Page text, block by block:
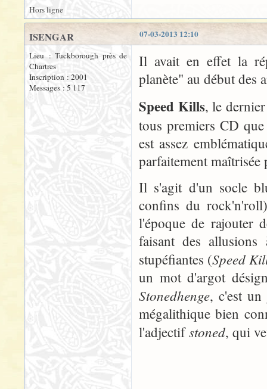
Hors ligne
07-03-2013 12:10
ISENGAR
Lieu : Tuckborough près de
Chartres
Inscription : 2001
Messages : 5 117
Il avait en effet la
planète" au début des
Speed Kills, le
tous premiers CD
est assez
parfaitement
Il s'agit d'un socle
confins du
l'époque de rajouter
faisant des allusions
stupéfiantes (Speed
un mot d'argot
Stonedhenge, c'est
mégalithique bien
l'adjectifstoned, qui